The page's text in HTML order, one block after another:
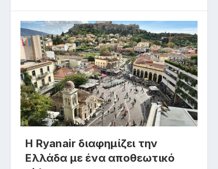
Η Ryanair διαφημίζει την
Ελλάδα με ένα αποθεωτικό